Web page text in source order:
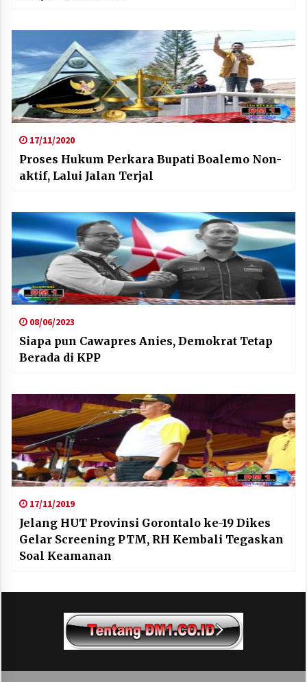
17/11/2020
Proses Hukum Perkara Bupati Boalemo Non-
aktif, Lalui Jalan Terjal
08/06/2023
Siapa pun Cawapres Anies, Demokrat Tetap
Berada di KPP
17/11/2019
Jelang HUT Provinsi Gorontalo ke-19 Dikes
Gelar Screening PTM, RH Kembali Tegaskan
Soal Keamanan